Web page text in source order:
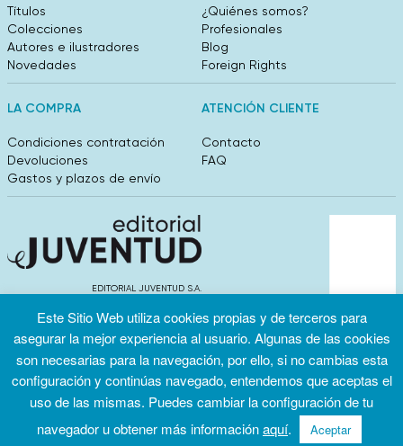
Títulos
Colecciones
Autores e ilustradores
Novedades
¿Quiénes somos?
Profesionales
Blog
Foreign Rights
LA COMPRA
Condiciones contratación
Devoluciones
Gastos y plazos de envío
ATENCIÓN CLIENTE
Contacto
FAQ
EDITORIAL JUVENTUD S.A.
info@editorialjuventud.es
(+34) 93 444 18 00
Condiciones
Política de
Política de
Este Sitio Web utiliza cookies propias y de terceros para
asegurar la mejor experiencia al usuario. Algunas de las cookies
son necesarias para la navegación, por ello, si no cambias esta
configuración y continúas navegado, entendemos que aceptas el
uso de las mismas. Puedes cambiar la configuración de tu
navegador u obtener más informaciónaquí. Aceptar